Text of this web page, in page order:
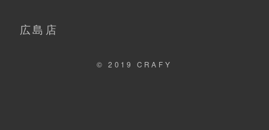
広島店
© 2019 CRAFY